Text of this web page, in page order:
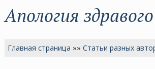
Апология
Главная страница »»Статьи разных